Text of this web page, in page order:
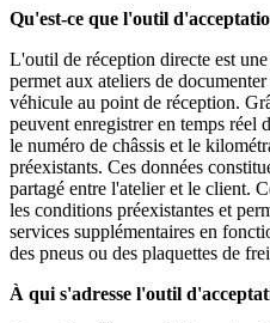
Qu'est-ce que l'outil
L'outil de réception directe est
permet aux ateliers de
véhicule au point de réception.
peuvent enregistrer en temps réel
le numéro de châssis et le
préexistants. Ces données
partagé entre l'atelier et le client.
les conditions préexistantes et
services supplémentaires en
des pneus ou des plaquettes de
À qui s'adresse l'outil